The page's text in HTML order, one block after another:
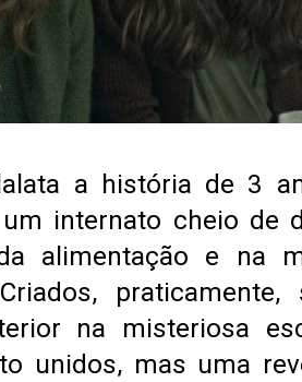
a história de 3
internato cheio de
alimentação e na
na misteriosa
unidos, mas uma